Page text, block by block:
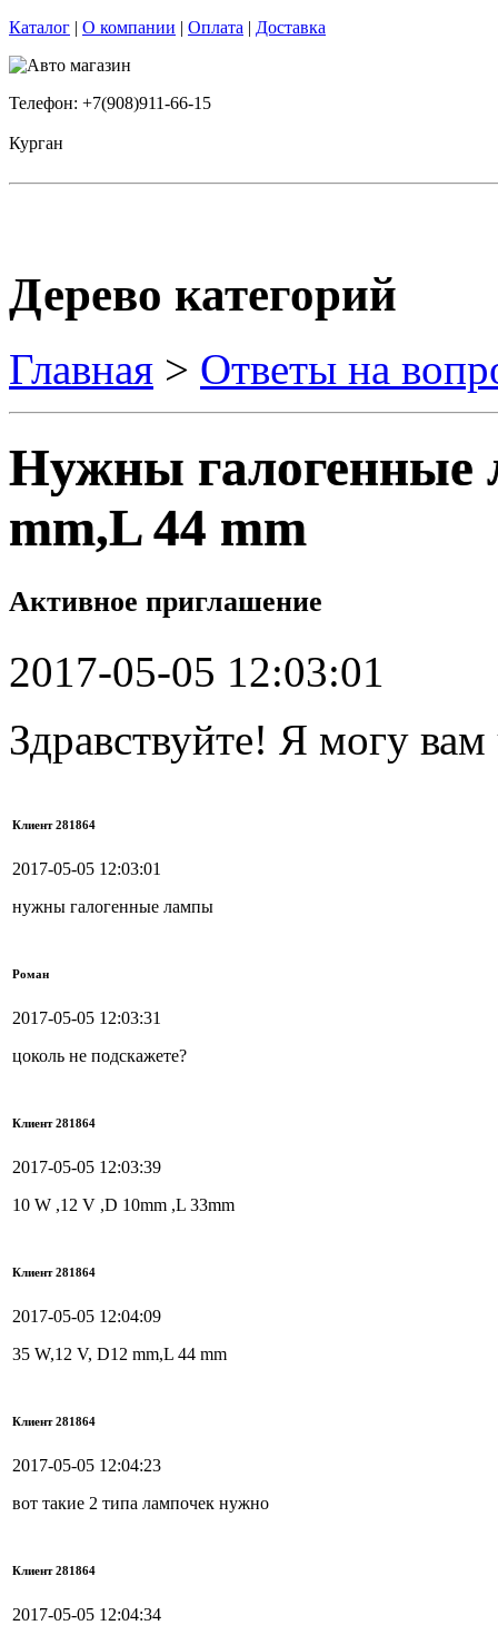
Каталог | О компании | Оплата | Доставка
Телефон: +7(908)911-66-15
Курган
Дерево категорий
Главная > Ответы на
Нужны галогенные
mm,L 44 mm
Активное приглашение
2017-05-05 12:03:01
Здравствуйте! Я могу
Клиент 281864
2017-05-05 12:03:01
нужны галогенные лампы
Роман
2017-05-05 12:03:31
цоколь не подскажете?
Клиент 281864
2017-05-05 12:03:39
10 W ,12 V ,D 10mm ,L 33mm
Клиент 281864
2017-05-05 12:04:09
35 W,12 V, D12 mm,L 44 mm
Клиент 281864
2017-05-05 12:04:23
вот такие 2 типа лампочек нужно
Клиент 281864
2017-05-05 12:04:34